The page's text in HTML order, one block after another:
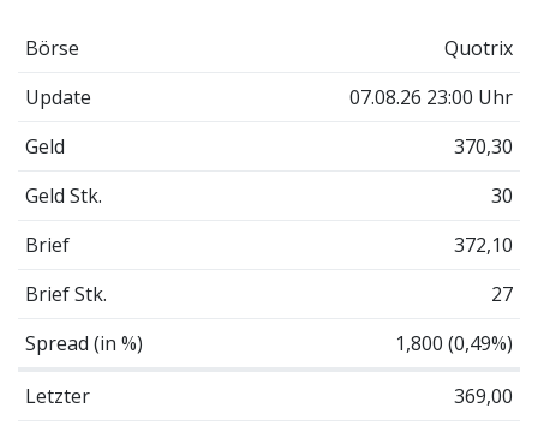
Börse
Quotrix
Update
07.08.26 23:00 Uhr
Geld
370,30
Geld Stk.
30
Brief
372,10
Brief Stk.
27
Spread (in %)
1,800 (0,49%)
Letzter
369,00